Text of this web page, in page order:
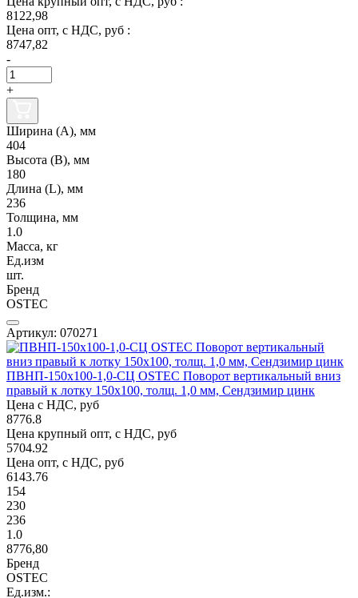
8122,98
Цена опт, с НДС, руб :
8747,82
-
+
Ширина (А), мм
404
Высота (В), мм
180
Длина (L), мм
236
Толщина, мм
1.0
Масса, кг
Ед.изм
шт.
Бренд
OSTEC
Артикул: 070271
ПВНП-150х100-1,0-СЦ OSTEC Поворот вертикальный вниз
правый к лотку 150х100, толщ. 1,0 мм, Сендзимир цинк
Цена с НДС, руб
8776.8
Цена крупный опт, с НДС, руб
5704.92
Цена опт, с НДС, руб
6143.76
154
230
236
1.0
8776,80
Бренд
OSTEC
Ед.изм.: